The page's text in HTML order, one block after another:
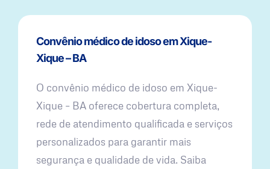
Convênio médico de idoso em Xique-
Xique – BA
O convênio médico de idoso em Xique-
Xique – BA oferece cobertura completa,
rede de atendimento qualificada e serviços
personalizados para garantir mais
segurança e qualidade de vida. Saiba